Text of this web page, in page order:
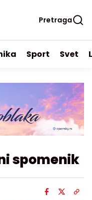
Pretraga
Sport Svet
spomenik